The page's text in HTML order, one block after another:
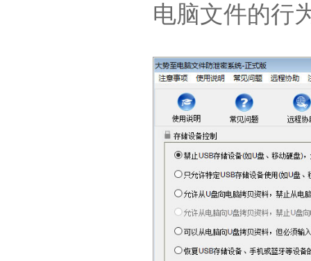
电脑文件的行